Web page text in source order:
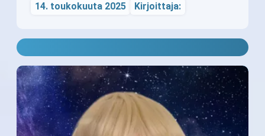
14. toukokuuta 2025 Kirjoittaja: